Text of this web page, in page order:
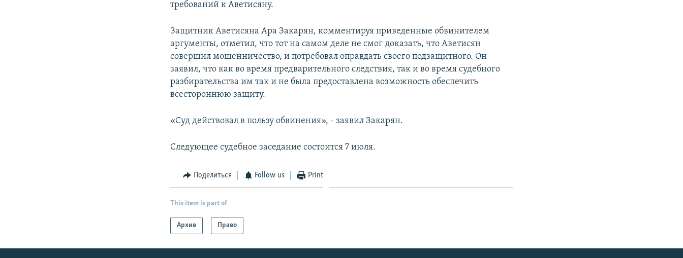
требований к Аветисяну.
Защитник Аветисяна Ара Закарян, комментируя приведенные обвинителем
аргументы, отметил, что тот на самом деле не смог доказать, что Аветисян
совершил мошенничество, и потребовал оправдать своего подзащитного. Он
заявил, что как во время предварительного следствия, так и во время судебного
разбирательства им так и не была предоставлена возможность обеспечить
всестороннюю защиту.
«Суд действовал в пользу обвинения», - заявил Закарян.
Следующее судебное заседание состоится 7 июля.
Поделиться Follow us Print
This item is part of
Архив Право